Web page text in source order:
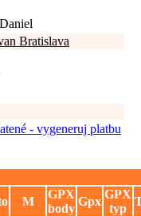
Bratislava
- vygeneruj platbu
M
GPX
body
Gpx
GPX
typ